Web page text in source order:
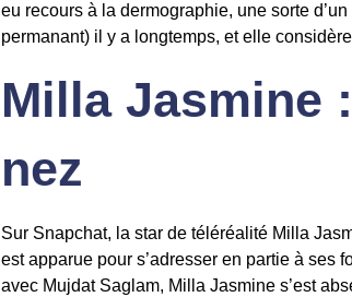
eu recours à la dermographie, une sorte
permanant) il y a longtemps, et elle
Milla Jasmine
nez
Sur Snapchat, la star de téléréalité Milla
est apparue pour s’adresser en partie à ses
avec Mujdat Saglam, Milla Jasmine s’est